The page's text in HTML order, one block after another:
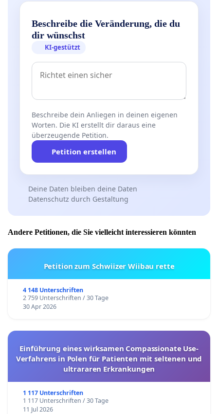
Beschreibe die Veränderung, die du
dir wünschst
KI-gestützt
Beschreibe dein Anliegen in deinen eigenen
Worten. Die KI erstellt dir daraus eine
überzeugende Petition.
Petition erstellen
Deine Daten bleiben deine Daten
Datenschutz durch Gestaltung
Andere Petitionen, die Sie vielleicht interessieren könnten
Petition zum Schwiizer Wiibau rette
4 148 Unterschriften
2 759 Unterschriften / 30 Tage
30 Apr 2026
Einführung eines wirksamen Compassionate Use-
Verfahrens in Polen für Patienten mit seltenen und
ultrararen Erkrankungen
1 117 Unterschriften
1 117 Unterschriften / 30 Tage
11 Jul 2026